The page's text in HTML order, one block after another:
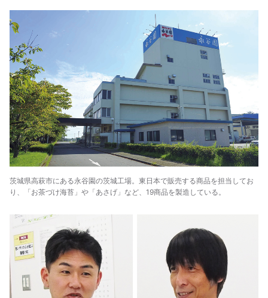
茨城県高萩市にある永谷園の茨城工場。東日本で販売する商品を担当してお
り、「お茶づけ海苔」や「あさげ」など、19商品を製造している。